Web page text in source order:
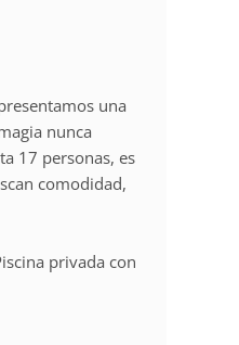
una
nunca
17 personas, es
comodidad,
privada con